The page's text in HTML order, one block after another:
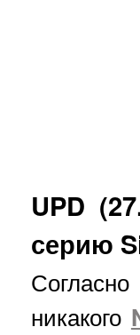
UPD
серию
никакого